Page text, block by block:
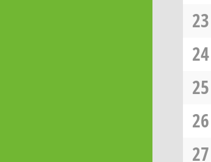
23
24
25
26
27